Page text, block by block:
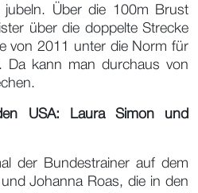
jubeln. Über die 100m Brust
über die doppelte Strecke
von 2011 unter die Norm für
Da kann man durchaus von
USA: Laura Simon und
der Bundestrainer auf dem
Johanna Roas, die in den